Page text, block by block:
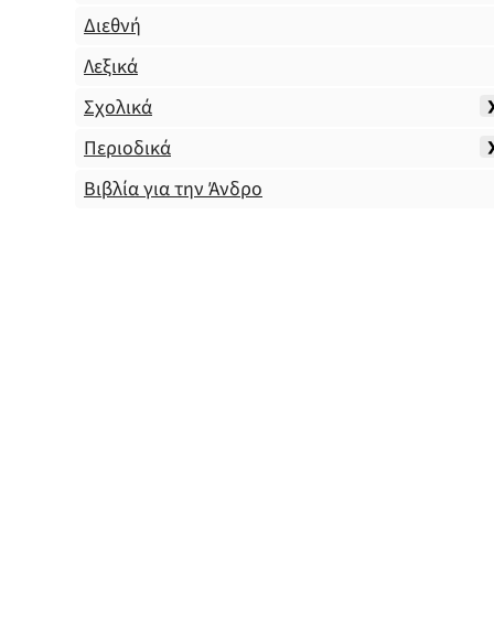
Διεθνή
Λεξικά
Σχολικά
Περιοδικά
Βιβλία για την Άνδρο